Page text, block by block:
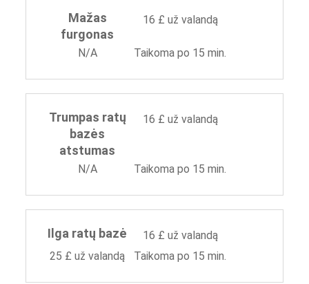
Mažas
furgonas
16 £ už valandą
N/A Taikoma po 15 min.
Trumpas ratų
bazės
atstumas
16 £ už valandą
N/A Taikoma po 15 min.
Ilga ratų bazė
16 £ už valandą
25 £ už valandą
Taikoma po 15 min.